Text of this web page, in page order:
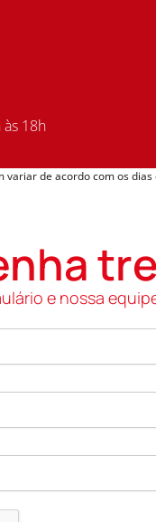
18h
de acordo com os
e nossa